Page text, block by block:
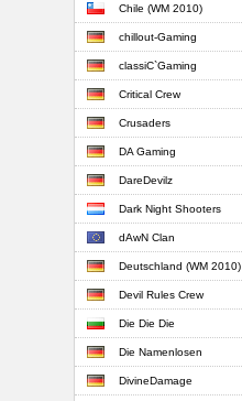
Chile (WM 2010)
chillout-Gaming
classiC`Gaming
Critical Crew
Crusaders
DA Gaming
DareDevilz
Dark Night Shooters
dAwN Clan
Deutschland (WM 2010)
Devil Rules Crew
Die Die Die
Die Namenlosen
DivineDamage